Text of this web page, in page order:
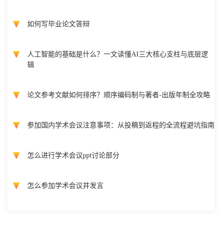
如何写毕业论文答辩
人工智能的基础是什么？一文读懂AI三大核心支柱与底层逻
辑
论文参考文献如何排序？顺序编码制与著者-出版年制全攻略
参加国内学术会议注意事项：从投稿到返程的全流程避坑指南
怎么进行学术会议ppt讨论部分
怎么参加学术会议并发言